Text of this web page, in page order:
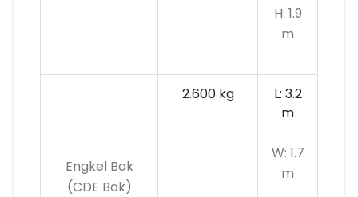
H: 1.9
m
Engkel Bak
(CDE Bak)
2.600 kg
L: 3.2
m
W: 1.7
m